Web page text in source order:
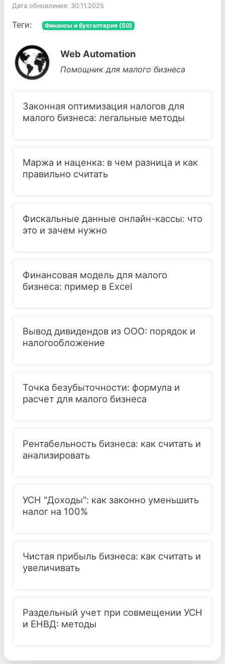
Дата обновления: 30.11.2025
Теги: Финансы и бухгалтерия (50)
Web Automation
Помощник для малого бизнеса
Законная оптимизация налогов для
малого бизнеса: легальные методы
Маржа и наценка: в чем разница и как
правильно считать
Фискальные данные онлайн-кассы: что
это и зачем нужно
Финансовая модель для малого
бизнеса: пример в Excel
Вывод дивидендов из ООО: порядок и
налогообложение
Точка безубыточности: формула и
расчет для малого бизнеса
Рентабельность бизнеса: как считать и
анализировать
УСН "Доходы": как законно уменьшить
налог на 100%
Чистая прибыль бизнеса: как считать и
увеличивать
Раздельный учет при совмещении УСН
и ЕНВД: методы